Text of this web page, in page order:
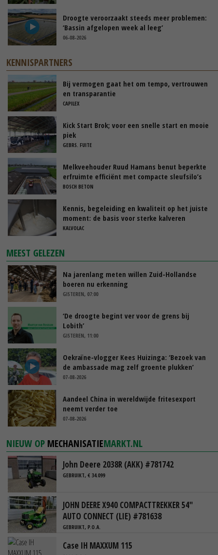
Droogte veroorzaakt steeds meer problemen:
‘Bassin afgelopen week al leeg’
06-08-2026
KENNISPARTNERS
Bij vermogen gaat het om tempo, vertrouwen
en transparantie
CAPILEX
Kick Start Brok; voor een snelle start en mooie
piek
GEBRS. FUITE
Melkveehouder Ruud Hamans benut beperkte
erfruimte efficiënt met compacte sleufsilo’s
BOSCH BETON
Kennis, begeleiding en kwaliteit op het juiste
moment: de basis voor sterke kalveren
KALVOLAC
MEEST GELEZEN
Na jarenlang meten willen Zuid-Hollandse
boeren nu erkenning
GISTEREN, 07:00
‘De droogte begint ver voor de grens bij
Lobith’
GISTEREN, 11:00
Oekraïne-vlogger Kees Huizinga: ‘Bezoek van
de ambassade mag zelf groente plukken’
07-08-2026
Aandeel China in wereldwijde fritesexport
neemt verder toe
07-08-2026
NIEUW OP MECHANISATIEMARKT.NL
John Deere 2038R (AKK) #781742
GEBRUIKT, € 34.099
JOHN DEERE X940 COMPACTTREKKER 54"
AUTO CONNECT (LIE) #781638
GEBRUIKT, P.O.A.
Case IH MAXXUM 115